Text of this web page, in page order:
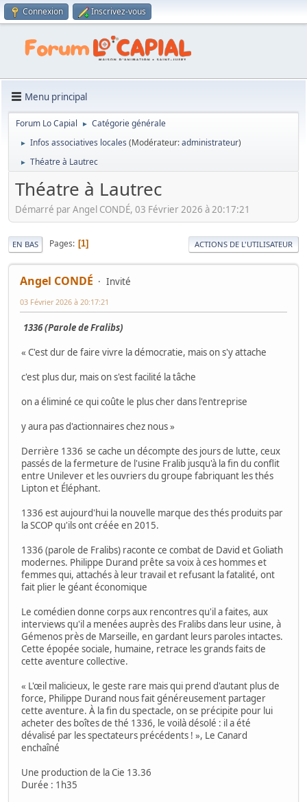
Connexion Inscrivez-vous
Menu principal
Forum Lo Capial ► Catégorie générale
► Infos associatives locales (Modérateur:administrateur)
► Théatre à Lautrec
Théatre à Lautrec
Démarré par Angel CONDÉ, 03 Février 2026 à 20:17:21
EN BAS Pages 1 ACTIONS DE L'UTILISATEUR
Angel CONDÉ Invité
03 Février 2026 à 20:17:21
1336 (Parole de Fralibs)
« C'est dur de faire vivre la démocratie, mais on s'y attache
c'est plus dur, mais on s'est facilité la tâche
on a éliminé ce qui coûte le plus cher dans l'entreprise
y aura pas d'actionnaires chez nous »
Derrière 1336 se cache un décompte des jours de lutte, ceux
passés de la fermeture de l'usine Fralib jusqu'à la fin du conflit
entre Unilever et les ouvriers du groupe fabriquant les thés
Lipton et Éléphant.
1336 est aujourd'hui la nouvelle marque des thés produits par
la SCOP qu'ils ont créée en 2015.
1336 (parole de Fralibs) raconte ce combat de David et Goliath
modernes. Philippe Durand prête sa voix à ces hommes et
femmes qui, attachés à leur travail et refusant la fatalité, ont
fait plier le géant économique
Le comédien donne corps aux rencontres qu'il a faites, aux
interviews qu'il a menées auprès des Fralibs dans leur usine, à
Gémenos près de Marseille, en gardant leurs paroles intactes.
Cette épopée sociale, humaine, retrace les grands faits de
cette aventure collective.
« L'œil malicieux, le geste rare mais qui prend d'autant plus de
force, Philippe Durand nous fait généreusement partager
cette aventure. À la fin du spectacle, on se précipite pour lui
acheter des boîtes de thé 1336, le voilà désolé : il a été
dévalisé par les spectateurs précédents ! », Le Canard
enchaîné
Une production de la Cie 13.36
Durée : 1h35